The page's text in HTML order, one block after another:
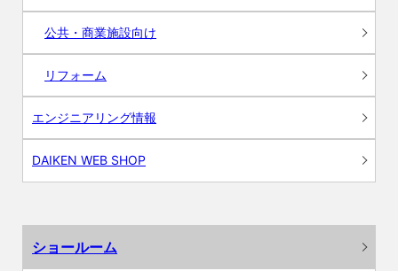
公共・商業施設向け
リフォーム
エンジニアリング情報
DAIKEN WEB SHOP
ショールーム